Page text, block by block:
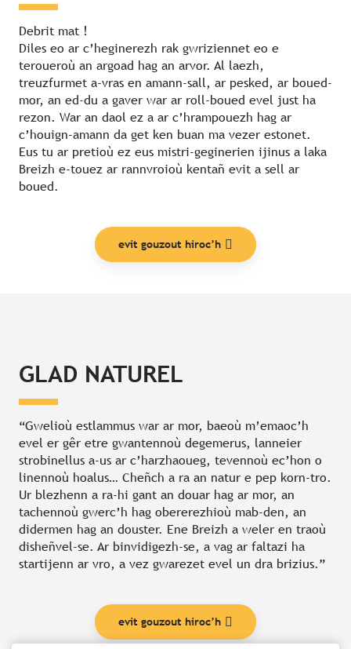
Debrit mat !
Diles eo ar c’heginerezh rak gwriziennet eo e
teroueroù an argoad hag an arvor. Al laezh,
treuzfurmet a-vras en amann-sall, ar pesked, ar boued-
mor, an ed-du a gaver war ar roll-boued evel just ha
rezon. War an daol ez a ar c’hrampouezh hag ar
c’houign-amann da get ken buan ma vezer estonet.
Eus tu ar pretioù ez eus mistri-geginerien ijinus a laka
Breizh e-touez ar rannvroioù kentañ evit a sell ar
boued.
evit gouzout hiroc’h
GLAD NATUREL
“Gwelioù estlammus war ar mor, baeoù m’emaoc’h
evel er gêr etre gwantennoù degemerus, lanneier
strobinellus a-us ar c’harzhaoueg, tevennoù ec’hon o
linennoù hoalus… Cheñch a ra an natur e pep korn-tro.
Ur blezhenn a ra-hi gant an douar hag ar mor, an
tachennoù gwerc’h hag obererezhioù mab-den, an
didermen hag an douster. Ene Breizh a weler en traoù
disheñvel-se. Ar binvidigezh-se, a vag ar faltazi ha
startijenn ar vro, a vez gwarezet evel un dra brizius.”
evit gouzout hiroc’h